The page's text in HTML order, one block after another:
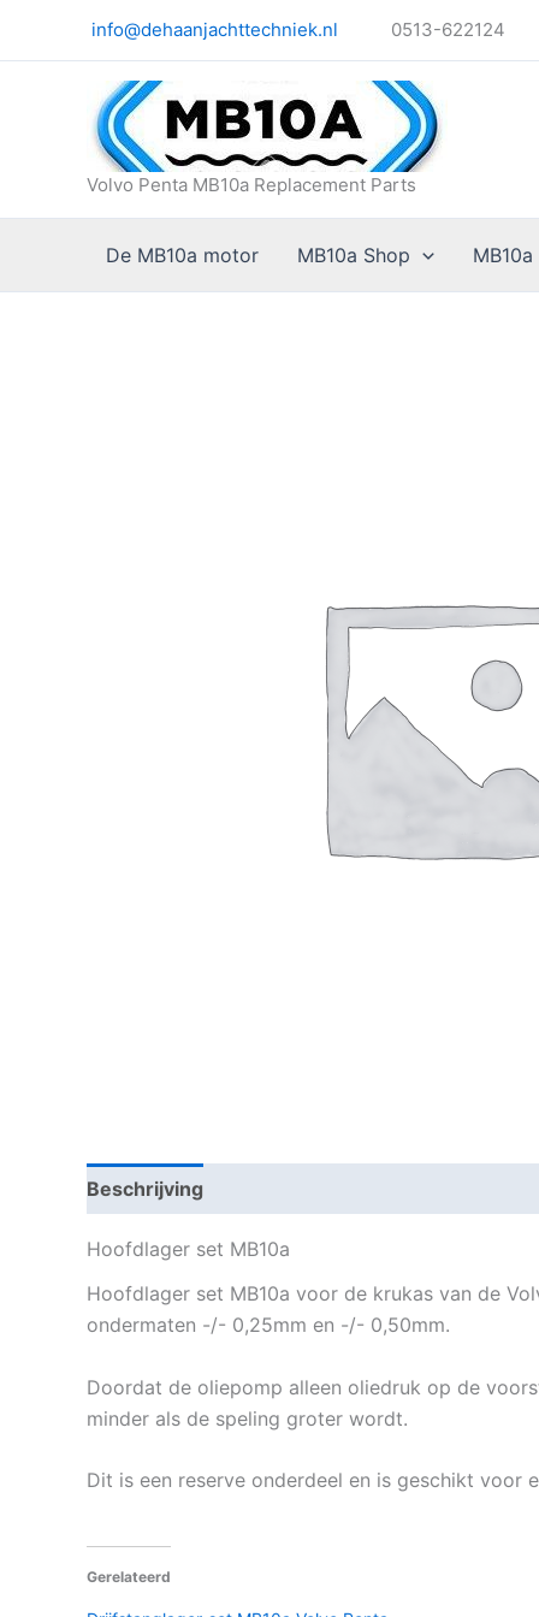
info@dehaanjachttechniek.nl 0513-622124
Volvo Penta MB10a Replacement Parts
De MB10a motor MB10a Shop
Beschrijving
Hoofdlager set MB10a
Hoofdlager set MB10a voor de krukas van de
ondermaten -/- 0,25mm en -/- 0,50mm.
Doordat de oliepomp alleen oliedruk op de
minder als de speling groter wordt.
Dit is een reserve onderdeel en is geschikt voor
Gerelateerd